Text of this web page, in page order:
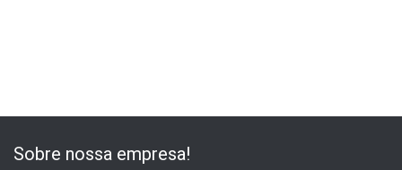
Sobre nossa empresa!